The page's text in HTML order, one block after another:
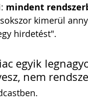
mindent
kimerül
hirdetést".
egyik
nem